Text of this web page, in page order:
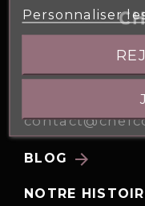
5, Allée des
BLOG arrow_forward
NOTRE
Personnaliser